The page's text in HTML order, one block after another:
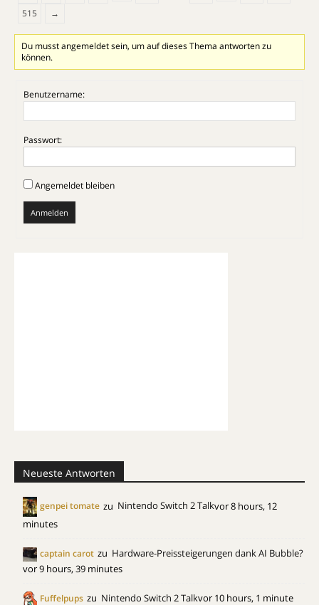
515
→
Du musst angemeldet sein, um auf dieses Thema antworten zu
können.
Benutzername:
Passwort:
Angemeldet bleiben
Anmelden
Neueste Antworten
genpei tomate zu Nintendo Switch 2 Talkvor 8 hours, 12
minutes
captain carot zu Hardware-Preissteigerungen dank AI Bubble?
vor 9 hours, 39 minutes
Fuffelpups zu Nintendo Switch 2 Talkvor 10 hours, 1 minute